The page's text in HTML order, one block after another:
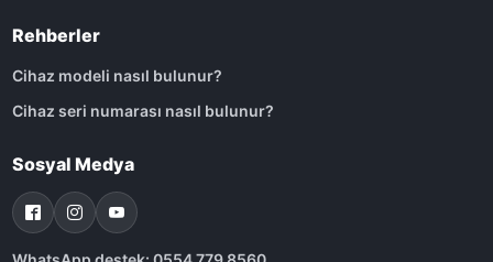
Rehberler
Cihaz modeli nasıl bulunur?
Cihaz seri numarası nasıl bulunur?
Sosyal Medya